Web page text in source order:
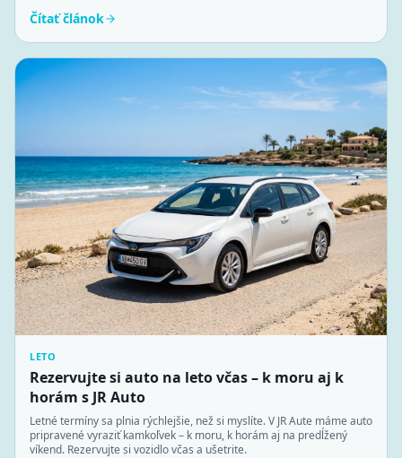
Čítať článok
LETO
Rezervujte si auto na leto včas – k moru aj k
horám s JR Auto
Letné termíny sa plnia rýchlejšie, než si myslíte. V JR Aute máme auto
pripravené vyraziť kamkoľvek – k moru, k horám aj na predĺžený
víkend. Rezervujte si vozidlo včas a ušetrite.